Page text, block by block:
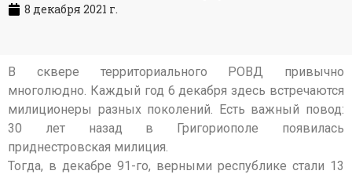
8 декабря 2021 г.
В сквере территориального РОВД привычно
многолюдно. Каждый год 6 декабря здесь встречаются
милиционеры разных поколений. Есть важный повод:
30 лет назад в Григориополе появилась
приднестровская милиция.
Тогда, в декабре 91-го, верными республике стали 13